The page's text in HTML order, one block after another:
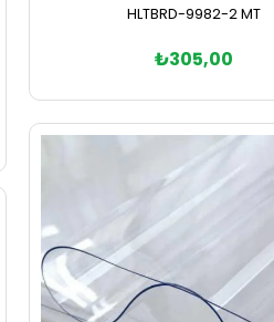
HLTBRD-9982-2 MT
₺305,00
Sepete Ekle